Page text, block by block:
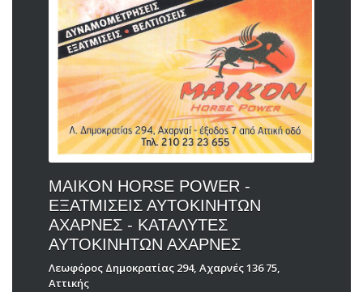
MAIKON HORSE POWER -
ΕΞΑΤΜΙΣΕΙΣ ΑΥΤΟΚΙΝΗΤΩΝ
ΑΧΑΡΝΕΣ - ΚΑΤΑΛΥΤΕΣ
ΑΥΤΟΚΙΝΗΤΩΝ ΑΧΑΡΝΕΣ
Λεωφόρος Δημοκρατίας 294, Αχαρνές 136 75,
Αττικής